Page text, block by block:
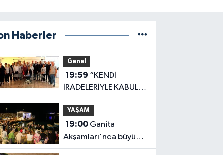
Haberler
Genel
19:59
İRADELERİYLE KABUL
ETMEDİLER!..”
YAŞAM
19:00
Akşamları'nda büyük
coşku